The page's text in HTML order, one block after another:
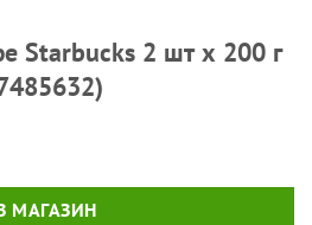
Starbucks 2 шт х 200 г
МАГАЗИН